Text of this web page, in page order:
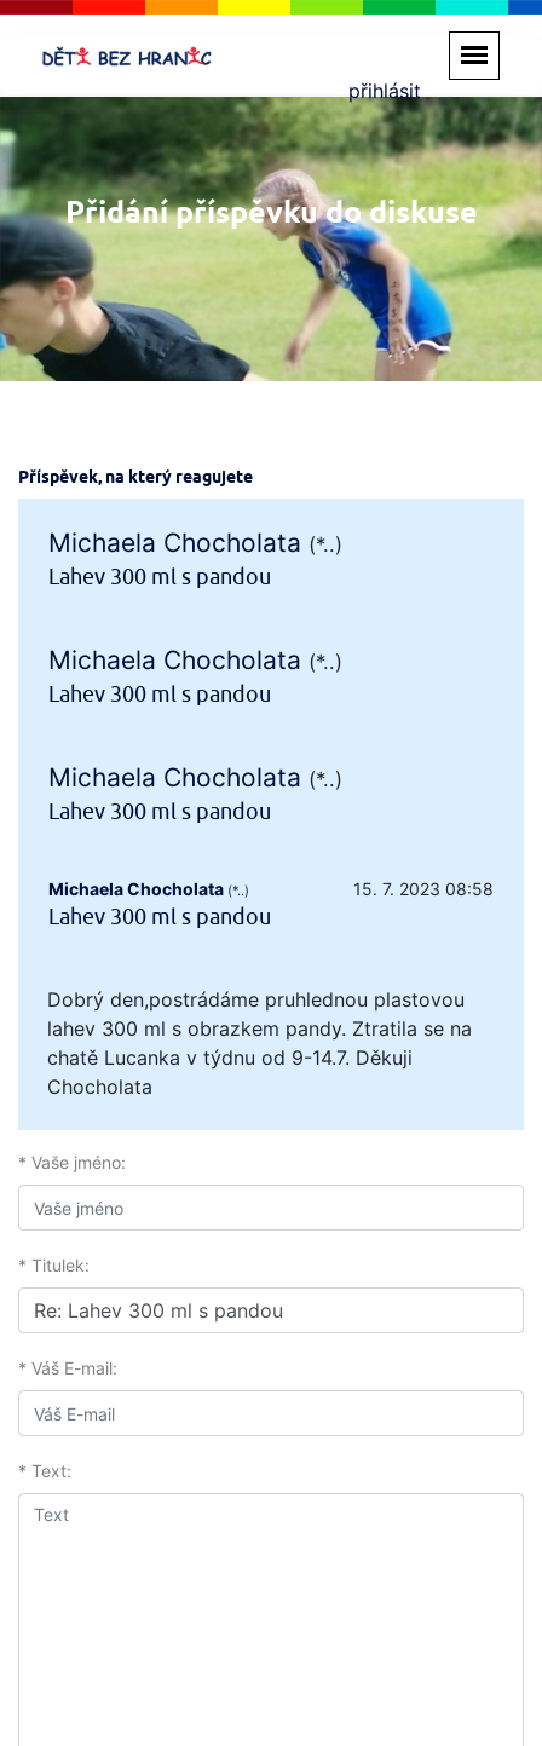
přihlásit
Přidání příspěvku do diskuse
Příspěvek, na který reagujete
Michaela Chocholata (*..)
Lahev 300 ml s pandou
Michaela Chocholata (*..)
Lahev 300 ml s pandou
Michaela Chocholata (*..)
Lahev 300 ml s pandou
Michaela Chocholata (*..) 15. 7. 2023 08:58
Lahev 300 ml s pandou
Dobrý den,postrádáme pruhlednou plastovou
lahev 300 ml s obrazkem pandy. Ztratila se na
chatě Lucanka v týdnu od 9-14.7. Děkuji
Chocholata
* Vaše jméno:
* Titulek:
* Váš E-mail:
* Text: